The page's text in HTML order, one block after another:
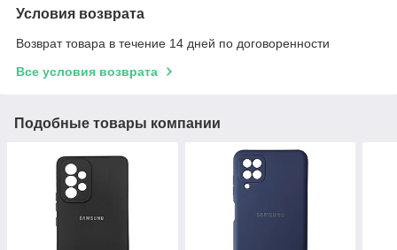
Условия возврата
Возврат товара в течение 14 дней по договоренности
Все условия возврата
Подобные товары компании